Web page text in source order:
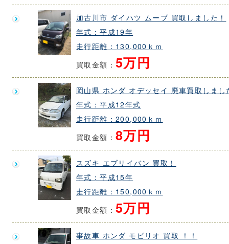
加古川市 ダイハツ ムーブ 買取しました！
年式：平成19年
走行距離：130,000ｋｍ
買取金額： 5万円
岡山県 ホンダ オデッセイ 廃車買取しまし
年式：平成12年式
走行距離：200,000ｋｍ
買取金額： 8万円
スズキ エブリイバン 買取！
年式：平成15年
走行距離：150,000ｋｍ
買取金額： 5万円
事故車 ホンダ モビリオ 買取 ！！